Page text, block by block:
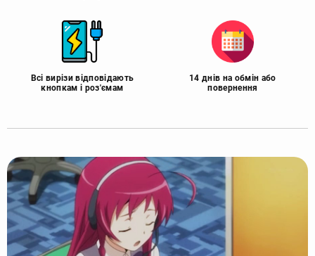
Всі вирізи відповідають
кнопкам і роз'ємам
14 днів на обмін або
повернення